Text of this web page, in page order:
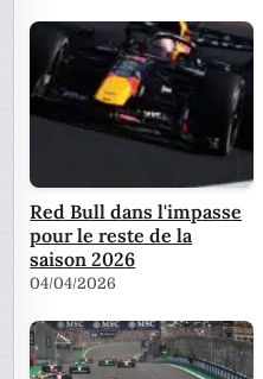
Red Bull dans l'impasse
pour le reste de la
saison 2026
04/04/2026